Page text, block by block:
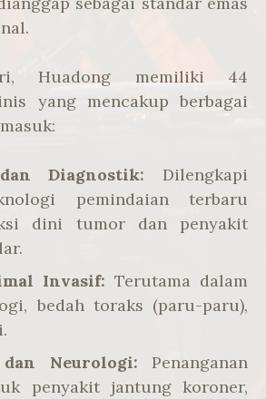
Huadong memiliki 44
yang mencakup berbagai
Diagnostik: Dilengkapi
pemindaian terbaru
dini tumor dan penyakit
Invasif: Terutama dalam
bedah toraks (paru-paru),
Neurologi: Penanganan
penyakit jantung koroner,